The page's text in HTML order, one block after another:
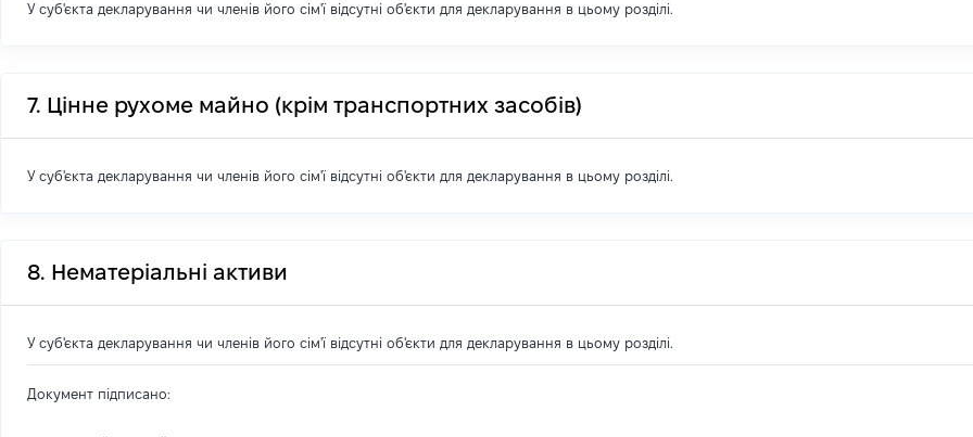
У суб'єкта декларування чи членів його сім'ї відсутні об'єкти для декларування в цьому розділі.
7. Цінне рухоме майно (крім транспортних засобів)
У суб'єкта декларування чи членів його сім'ї відсутні об'єкти для декларування в цьому розділі.
8. Нематеріальні активи
У суб'єкта декларування чи членів його сім'ї відсутні об'єкти для декларування в цьому розділі.
Документ підписано: